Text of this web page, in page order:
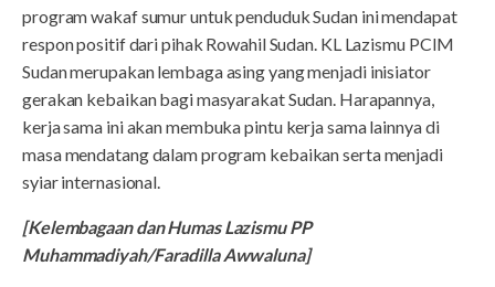
program wakaf sumur untuk penduduk Sudan ini mendapat
respon positif dari pihak Rowahil Sudan. KL Lazismu PCIM
Sudan merupakan lembaga asing yang menjadi inisiator
gerakan kebaikan bagi masyarakat Sudan. Harapannya,
kerja sama ini akan membuka pintu kerja sama lainnya di
masa mendatang dalam program kebaikan serta menjadi
syiar internasional.
[Kelembagaan dan Humas Lazismu PP
Muhammadiyah/Faradilla Awwaluna]